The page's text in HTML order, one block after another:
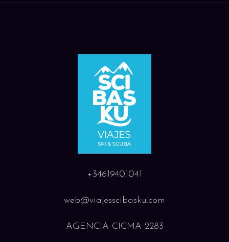
+34619401041
web@viajesscibasku.com
AGENCIA CICMA 2283